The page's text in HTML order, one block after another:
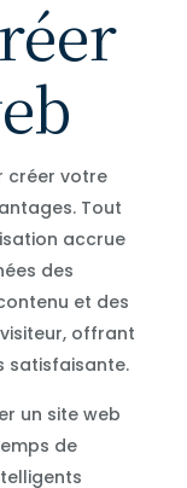
créer votre
Tout
accrue
des
et des
offrant
satisfaisante.
un site web
de